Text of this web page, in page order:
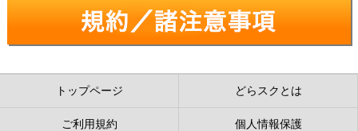
トップページ どらスクとは
ご利用規約 個人情報保護